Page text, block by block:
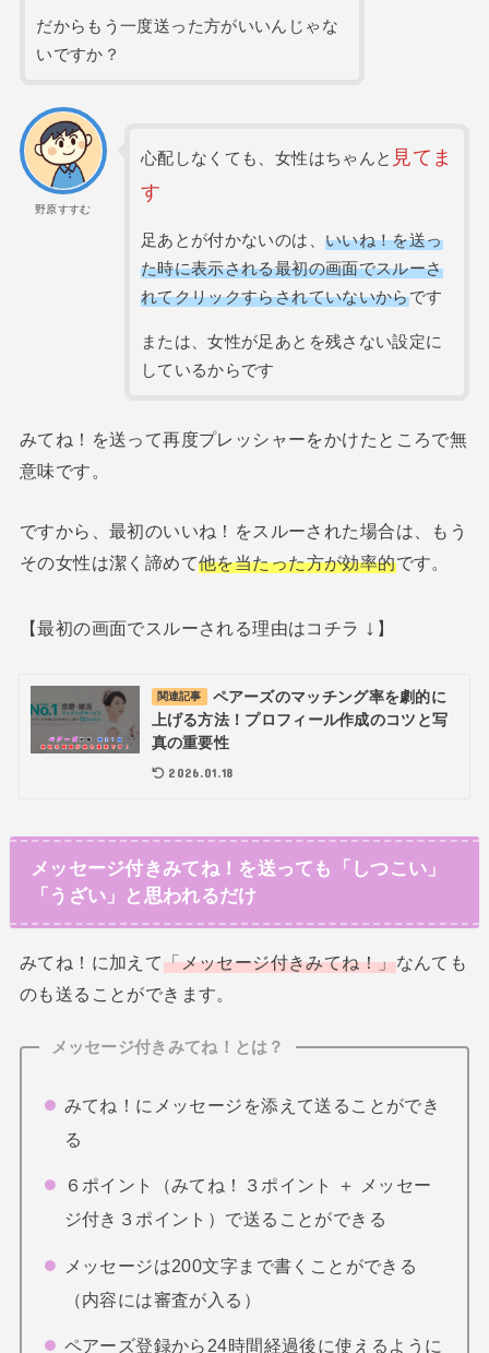
だからもう一度送った方がいいんじゃな
いですか？
野原すすむ
心配しなくても、女性はちゃんと 見てま
す
足あとが付かないのは、 いいね！を送っ
た時に表示される最初の画面でスルーさ
れてクリックすらされていないからです
または、女性が足あとを残さない設定に
しているからです
みてね！を送って再度プレッシャーをかけたところで無
意味です。
ですから、最初のいいね！をスルーされた場合は、もう
その女性は潔く諦めて他を当たった方が効率的です。
【最初の画面でスルーされる理由はコチラ ↓ 】
関連記事
ペアーズのマッチング率を劇的に
上げる方法！プロフィール作成のコツと写
真の重要性
2026.01.18
メッセージ付きみてね！を送っても「しつこい」
「うざい」と思われるだけ
みてね！に加えて「メッセージ付きみてね！」なんても
のも送ることができます。
メッセージ付きみてね！とは？
みてね！にメッセージを添えて送ることができ
る
６ポイント（みてね！３ポイント ＋ メッセー
ジ付き３ポイント）で送ることができる
メッセージは200文字まで書くことができる
（内容には審査が入る）
ペアーズ登録から24時間経過後に使えるように